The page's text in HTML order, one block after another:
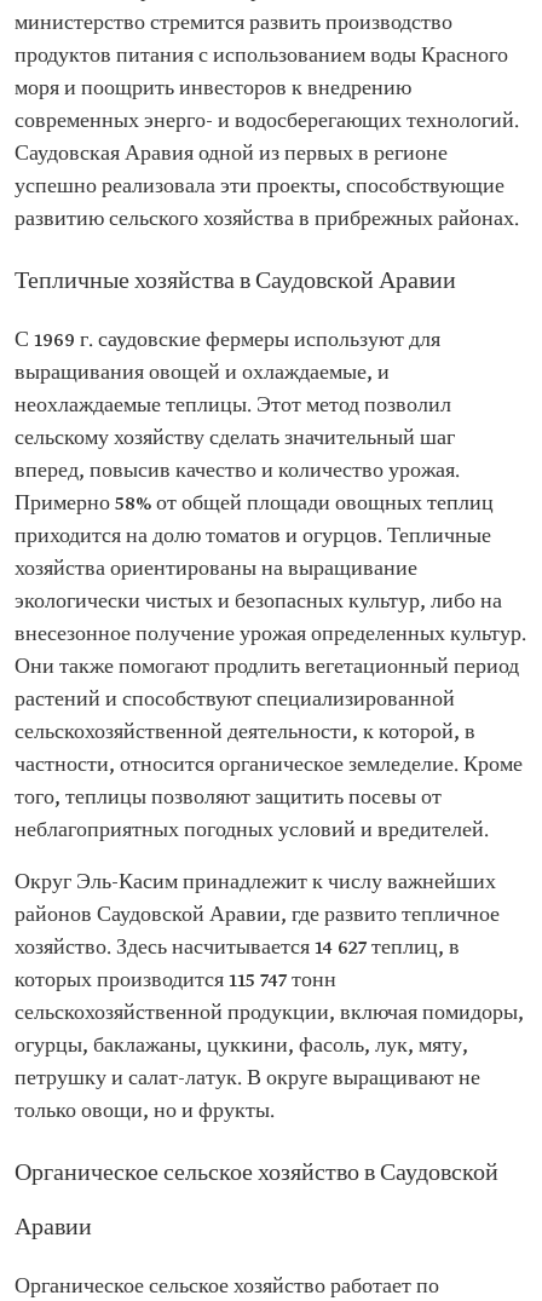
министерство стремится развить производство
продуктов питания с использованием воды Красного
моря и поощрить инвесторов к внедрению
современных энерго- и водосберегающих технологий.
Саудовская Аравия одной из первых в регионе
успешно реализовала эти проекты, способствующие
развитию сельского хозяйства в прибрежных районах.
Тепличные хозяйства в Саудовской Аравии
С 1969 г. саудовские фермеры используют для
выращивания овощей и охлаждаемые, и
неохлаждаемые теплицы. Этот метод позволил
сельскому хозяйству сделать значительный шаг
вперед, повысив качество и количество урожая.
Примерно 58% от общей площади овощных теплиц
приходится на долю томатов и огурцов. Тепличные
хозяйства ориентированы на выращивание
экологически чистых и безопасных культур, либо на
внесезонное получение урожая определенных культур.
Они также помогают продлить вегетационный период
растений и способствуют специализированной
сельскохозяйственной деятельности, к которой, в
частности, относится органическое земледелие. Кроме
того, теплицы позволяют защитить посевы от
неблагоприятных погодных условий и вредителей.
Округ Эль-Касим принадлежит к числу важнейших
районов Саудовской Аравии, где развито тепличное
хозяйство. Здесь насчитывается 14 627 теплиц, в
которых производится 115 747 тонн
сельскохозяйственной продукции, включая помидоры,
огурцы, баклажаны, цуккини, фасоль, лук, мяту,
петрушку и салат-латук. В округе выращивают не
только овощи, но и фрукты.
Органическое сельское хозяйство в Саудовской
Аравии
Органическое сельское хозяйство работает по